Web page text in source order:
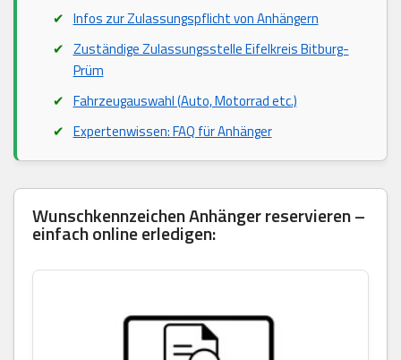
Infos zur Zulassungspflicht von Anhängern
Zuständige Zulassungsstelle Eifelkreis Bitburg-
Prüm
Fahrzeugauswahl (Auto, Motorrad etc.)
Expertenwissen: FAQ für Anhänger
Wunschkennzeichen Anhänger reservieren –
einfach online erledigen: